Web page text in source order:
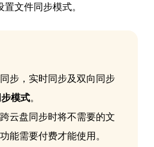
置文件同步模式。
步，实时同步及双向同步
模式。
云盘同步时将不需要的文
能需要付费才能使用。